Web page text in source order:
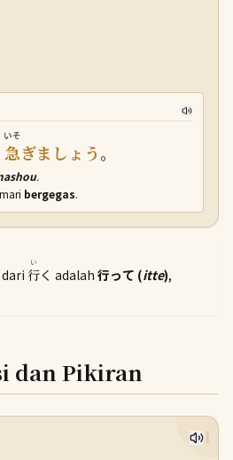
急
いそ
ぎましょう。
.
bergegas.
dari 行
い
く adalah 行って (itte),
dan Pikiran
31